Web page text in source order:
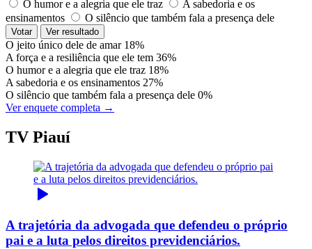
O humor e a alegria que ele traz
A sabedoria e os
ensinamentos
O silêncio que também fala a presença dele
Votar Ver resultado
O jeito único dele de amar 18%
A força e a resiliência que ele tem 36%
O humor e a alegria que ele traz 18%
A sabedoria e os ensinamentos 27%
O silêncio que também fala a presença dele 0%
Ver enquete completa →
TV Piauí
A trajetória da advogada que defendeu o próprio
pai e a luta pelos direitos previdenciários.